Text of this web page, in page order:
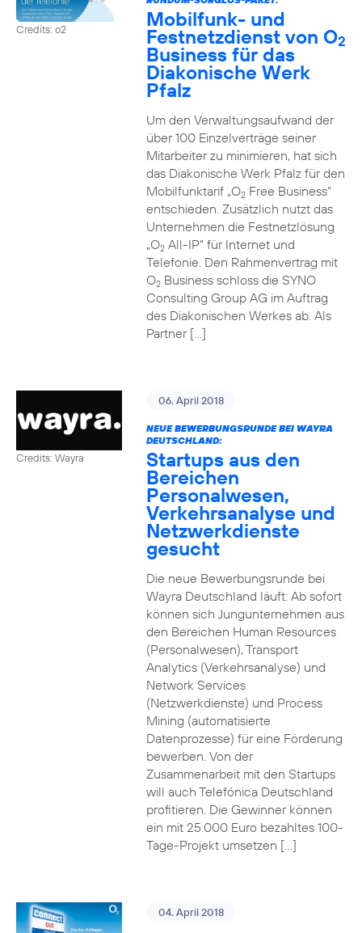
Credits: o2 Mobilfunk- und
Festnetzdienst von O2
Business für das
Diakonische Werk
Pfalz
Um den Verwaltungsaufwand der
über 100 Einzelverträge seiner
Mitarbeiter zu minimieren, hat sich
das Diakonische Werk Pfalz für den
Mobilfunktarif „O2Free Business“
entschieden. Zusätzlich nutzt das
Unternehmen die Festnetzlösung
„O2All-IP“ für Internet und
Telefonie. Den Rahmenvertrag mit
O2Business schloss die SYNO
Consulting Group AG im Auftrag
des Diakonischen Werkes ab. Als
Partner […]
Credits: Wayra
06. April 2018
NEUE BEWERBUNGSRUNDE BEI WAYRA
DEUTSCHLAND:
Startups aus den
Bereichen
Personalwesen,
Verkehrsanalyse und
Netzwerkdienste
gesucht
Die neue Bewerbungsrunde bei
Wayra Deutschland läuft: Ab sofort
können sich Jungunternehmen aus
den Bereichen Human Resources
(Personalwesen), Transport
Analytics (Verkehrsanalyse) und
Network Services
(Netzwerkdienste) und Process
Mining (automatisierte
Datenprozesse) für eine Förderung
bewerben. Von der
Zusammenarbeit mit den Startups
will auch Telefónica Deutschland
profitieren. Die Gewinner können
ein mit 25.000 Euro bezahltes 100-
Tage-Projekt umsetzen […]
04. April 2018